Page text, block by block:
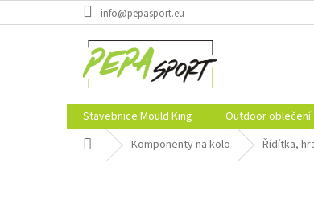
na
info@pepasport.eu
Stavebnice Mould King Outdoor oblečení
Domů Komponenty na kolo Řídítka,